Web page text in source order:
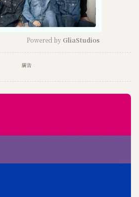
t
Powered by GliaStudios
廣告